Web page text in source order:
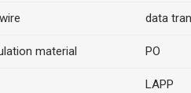
data
material PO
LAPP